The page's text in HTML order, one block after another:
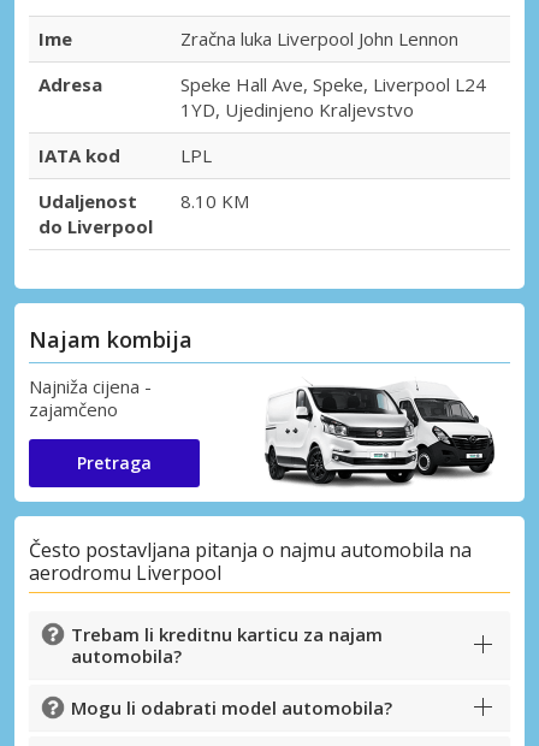
Ime
Zračna luka Liverpool John Lennon
Adresa
Speke Hall Ave, Speke, Liverpool L24
1YD, Ujedinjeno Kraljevstvo
IATA kod
LPL
Udaljenost
do Liverpool
8.10 KM
Najam kombija
Najniža cijena -
zajamčeno
Pretraga
Često postavljana pitanja o najmu automobila na
aerodromu Liverpool
Trebam li kreditnu karticu za najam
automobila?
Mogu li odabrati model automobila?